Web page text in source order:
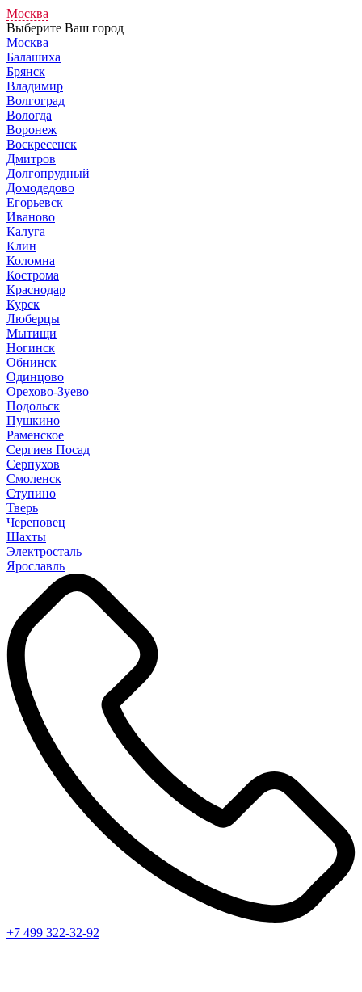
Москва
Выберите Ваш город
Москва
Балашиха
Брянск
Владимир
Волгоград
Вологда
Воронеж
Воскресенск
Дмитров
Долгопрудный
Домодедово
Егорьевск
Иваново
Калуга
Клин
Коломна
Кострома
Краснодар
Курск
Люберцы
Мытищи
Ногинск
Обнинск
Одинцово
Орехово-Зуево
Подольск
Пушкино
Раменское
Сергиев Посад
Серпухов
Смоленск
Ступино
Тверь
Череповец
Шахты
Электросталь
Ярославль
+7 499 322-32-92